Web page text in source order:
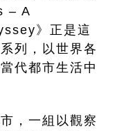
– A
》正是這
列，以世界各
代都市生活中
，一組以觀察